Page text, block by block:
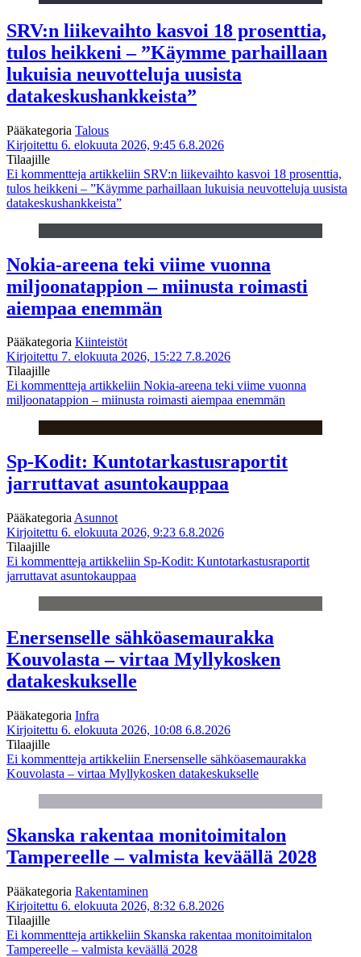
SRV:n liikevaihto kasvoi 18 prosenttia,
tulos heikkeni – ”Käymme parhaillaan
lukuisia neuvotteluja uusista
datakeskushankkeista”
Pääkategoria Talous
Kirjoitettu 6. elokuuta 2026, 9:45 6.8.2026
Tilaajille
Ei kommentteja artikkeliin SRV:n liikevaihto kasvoi 18 prosenttia,
tulos heikkeni – ”Käymme parhaillaan lukuisia neuvotteluja uusista
datakeskushankkeista”
Nokia-areena teki viime vuonna
miljoonatappion – miinusta roimasti
aiempaa enemmän
Pääkategoria Kiinteistöt
Kirjoitettu 7. elokuuta 2026, 15:22 7.8.2026
Tilaajille
Ei kommentteja artikkeliin Nokia-areena teki viime vuonna
miljoonatappion – miinusta roimasti aiempaa enemmän
Sp-Kodit: Kuntotarkastusraportit
jarruttavat asuntokauppaa
Pääkategoria Asunnot
Kirjoitettu 6. elokuuta 2026, 9:23 6.8.2026
Tilaajille
Ei kommentteja artikkeliin Sp-Kodit: Kuntotarkastusraportit
jarruttavat asuntokauppaa
Enersenselle sähköasemaurakka
Kouvolasta – virtaa Myllykosken
datakeskukselle
Pääkategoria Infra
Kirjoitettu 6. elokuuta 2026, 10:08 6.8.2026
Tilaajille
Ei kommentteja artikkeliin Enersenselle sähköasemaurakka
Kouvolasta – virtaa Myllykosken datakeskukselle
Skanska rakentaa monitoimitalon
Tampereelle – valmista keväällä 2028
Pääkategoria Rakentaminen
Kirjoitettu 6. elokuuta 2026, 8:32 6.8.2026
Tilaajille
Ei kommentteja artikkeliin Skanska rakentaa monitoimitalon
Tampereelle – valmista keväällä 2028